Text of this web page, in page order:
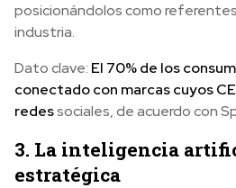
posicionándolos como
industria.
Dato clave: El 70% de los
conectado con marcas cuyos
redessociales, de acuerdo con
3. La inteligencia
estratégica